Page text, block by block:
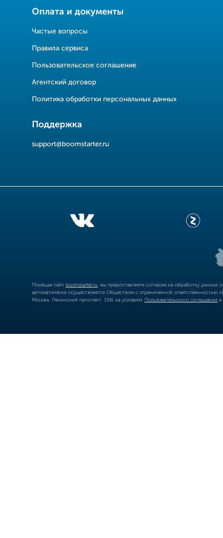
Оплата и документы
Частые вопросы
Правила сервиса
Пользовательское соглашение
Агентский договор
Политика обработки персональных данных
Поддержка
support@boomstarter.ru
Посещая сайт boomstarter.ru , вы предоставляете согласие на обработку
автоматически осуществляется Обществом с ограниченной
Москва, Ленинский проспект, 15А) на условиях Пользовательского соглашения и